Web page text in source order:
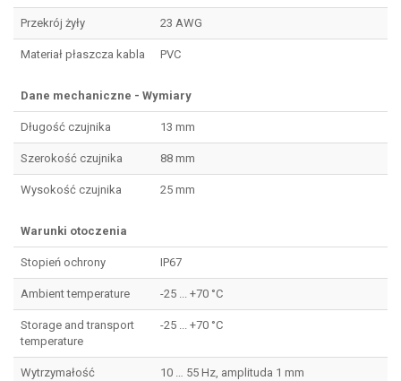
Przekrój żyły 23 AWG
Materiał płaszcza kabla PVC
Dane mechaniczne - Wymiary
Długość czujnika 13 mm
Szerokość czujnika 88 mm
Wysokość czujnika 25 mm
Warunki otoczenia
Stopień ochrony IP67
Ambient temperature -25 ... +70 °C
Storage and transport
temperature
-25 ... +70 °C
Wytrzymałość
10 … 55 Hz, amplituda 1 mm